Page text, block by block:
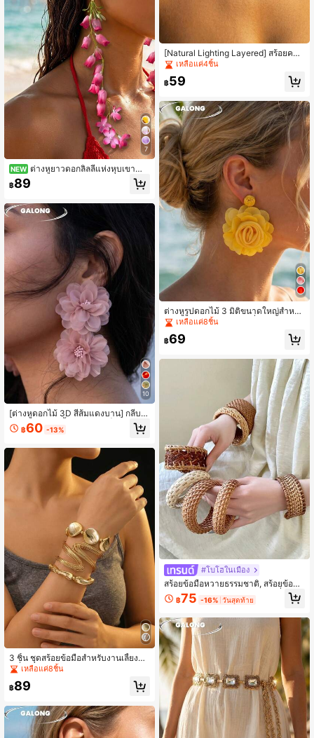
7
NEW ต่างหูยาวดอกลิลลี่แห่งหุบเขาสำ
หรับวันหยุดชายหาด, ต่างหูห้อยดอกไม้
ไล่สีสไตล์ฝรั่งเศสวินเทจ, ต่างหูสไตล์โม
นเอกลักษณ์
฿89
10
[ต่างหูดอกไม้ 3D สีส้มแดงบาน] กลีบด
อกไม้พับหลายชั้นทำด้วยมือ | ต่างหูสไ
ตล์พักผ่อน สีสันสะดุดตา | จำเป็นสำหรั
งฟ้า
฿60 -13%
3 ชิ้น ชุดสร้อยข้อมือสำหรับงานเลี้ยงแ
ฟชั่นเหลือแค่8ชิ้น
฿89
[Natural Lighting Layered] สร้อยคอไ
ข่มุกบาโรกสำหรับผู้หญิง, สร้อยคอหลา
ยชั้น, เครื่องประดับสไตล์ฝรั่งเศสย้อนยุค
สำหรับเทพธิดาชายหาด
เหลือแค่4ชิ้น
฿59
ต่างหูรูปดอกไม้ 3 มิติขนาดใหญ่สำหรับ
ผู้หญิง, ต่างหูสไตล์ Y2K ที่ดูเกินจริงสำห
รับฤดูร้อน
เหลือแค่8ชิ้น
฿69
#โบโฮในเมือง
สร้อยข้อมือหวายธรรมชาติ, สร้อยข้อมือ
โบฮีเมียนทำมือสำหรับผู้หญิง, เครื่องปร
ะดับสไตล์วันหยุด, เหมาะสำหรับชุดไป
฿75 -16% วันสุดท้าย